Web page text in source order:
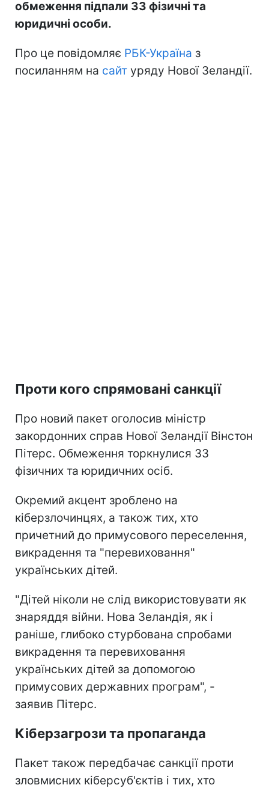
обмеження підпали 33 фізичні та
юридичні особи.
Про це повідомляє РБК-Україна з
посиланням на сайт уряду Нової Зеландії.
Проти кого спрямовані санкції
Про новий пакет оголосив міністр
закордонних справ Нової Зеландії Вінстон
Пітерс. Обмеження торкнулися 33
фізичних та юридичних осіб.
Окремий акцент зроблено на
кіберзлочинцях, а також тих, хто
причетний до примусового переселення,
викрадення та "перевиховання"
українських дітей.
"Дітей ніколи не слід використовувати як
знаряддя війни. Нова Зеландія, як і
раніше, глибоко стурбована спробами
викрадення та перевиховання
українських дітей за допомогою
примусових державних програм", -
заявив Пітерс.
Кіберзагрози та пропаганда
Пакет також передбачає санкції проти
зловмисних кіберсуб'єктів і тих, хто